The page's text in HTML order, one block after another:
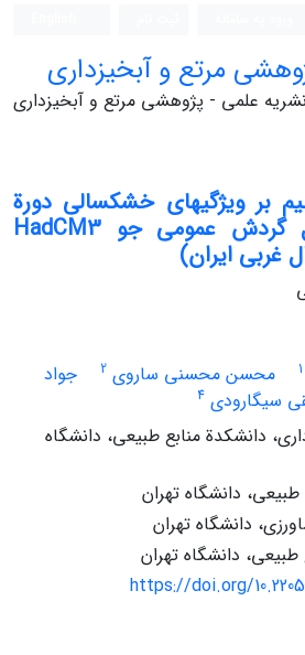
مرتع و آبخیزداری
نشریه علمی - پژوهشی مرتع و آبخیزداری
بر ویژگی‏های خشکسالی دورة
‏آتی با کاربرد مدل گردش عمومی جو HadCM3
غربی ایران)
1 محسن محسنی ساروی 2
جواد
سیگارودی 4
دانشکدة منابع طبیعی، دانشگاه
دانشگاه تهران
دانشگاه تهران
طبیعی، دانشگاه تهران
https://doi.org/